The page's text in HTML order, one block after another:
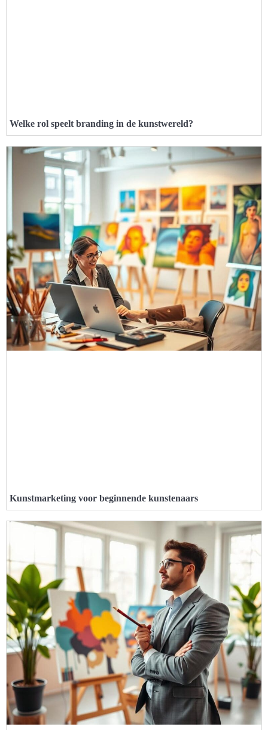
Welke rol speelt branding in de kunstwereld?
Kunstmarketing voor beginnende kunstenaars